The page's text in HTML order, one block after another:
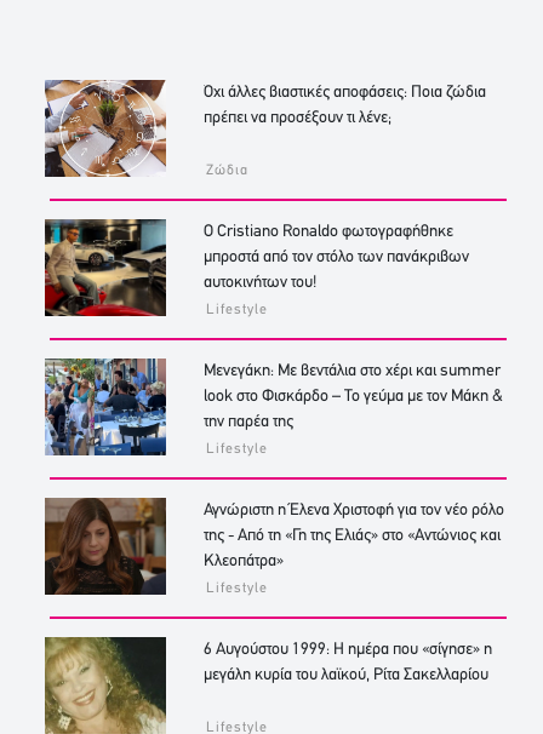
Όχι άλλες βιαστικές αποφάσεις: Ποια ζώδια
πρέπει να προσέξουν τι λένε;
Ζώδια
Ο Cristiano Ronaldo φωτογραφήθηκε
μπροστά από τον στόλο των πανάκριβων
αυτοκινήτων του!
Lifestyle
Μενεγάκη: Με βεντάλια στο χέρι και summer
look στο Φισκάρδο – Το γεύμα με τον Μάκη &
την παρέα της
Lifestyle
Αγνώριστη η Έλενα Χριστοφή για τον νέο ρόλο
της - Από τη «Γη της Ελιάς» στο «Αντώνιος και
Κλεοπάτρα»
Lifestyle
6 Αυγούστου 1999: Η ημέρα που «σίγησε» η
μεγάλη κυρία του λαϊκού, Ρίτα Σακελλαρίου
Lifestyle